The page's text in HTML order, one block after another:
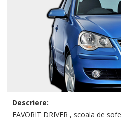
Descriere:
FAVORIT DRIVER , scoala de